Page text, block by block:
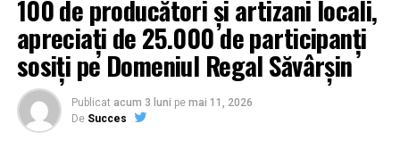
Parlamentul și Guvernul României prin recunoașterea
exceselor asigurătorilor supravegheați de către ASF,
astfel încât cele două instituții au constatat și au
acționat în sensul temporizării evoluției iraționale a
tarifelor RCA.
Conduita lui Mișu Negrițoiu care și-a asigurat
complicitatea unor funcționari din ASF pentru
100 de producători și artizani locali,
apreciați de 25.000 de participanți
sosiți pe Domeniul Regal Săvârșin
Publicat acum 3 luni pe mai 11, 2026
De Succes